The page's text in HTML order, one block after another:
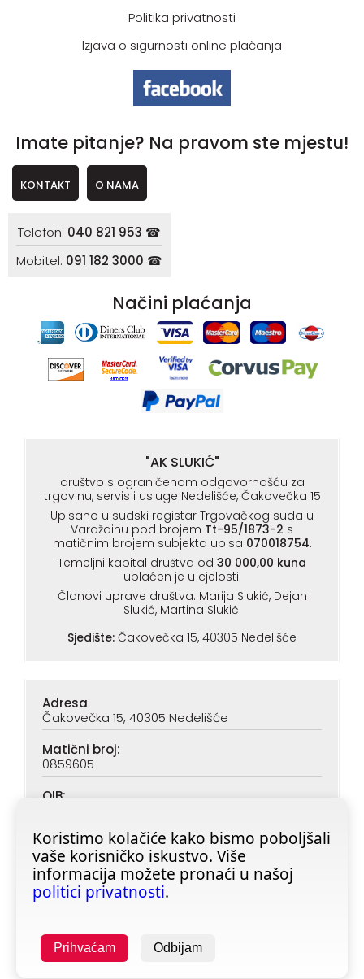
Koristimo kolačiće kako bismo poboljšali
vaše korisničko iskustvo. Više
informacija možete pronaći u našoj
politici privatnosti.
Prihvaćam Odbijam
Politika privatnosti
Izjava o sigurnosti online plaćanja
Imate pitanje? Na pravom ste mjestu!
KONTAKT O NAMA
Telefon: 040 821 953 ☎
Mobitel: 091 182 3000 ☎
Načini plaćanja
"AK SLUKIĆ"
društvo s ograničenom odgovornošću za
trgovinu, servis i usluge Nedelišće, Čakovečka 15
Upisano u sudski registar Trgovačkog suda u
Varaždinu pod brojem Tt-95/1873-2 s
matičnim brojem subjekta upisa 070018754.
Temeljni kapital društva od 30 000,00 kuna
uplaćen je u cjelosti.
Članovi uprave društva: Marija Slukić, Dejan
Slukić, Martina Slukić.
Sjedište: Čakovečka 15, 40305 Nedelišće
Adresa
Čakovečka 15, 40305 Nedelišće
Matični broj:
0859605
OIB:
IBAN (PBZ):
HR6923400091116020362
IBAN (ZABA):
HR4623600001101728355
Copyright © 2025 All rights reserved -